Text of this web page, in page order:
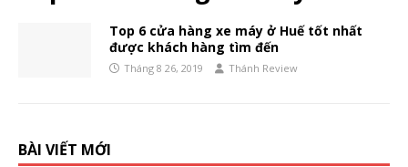
Top 6 cửa hàng xe máy ở Huế tốt nhất
được khách hàng tìm đến
Tháng 8 26, 2019 Thánh Review
BÀI VIẾT MỚI